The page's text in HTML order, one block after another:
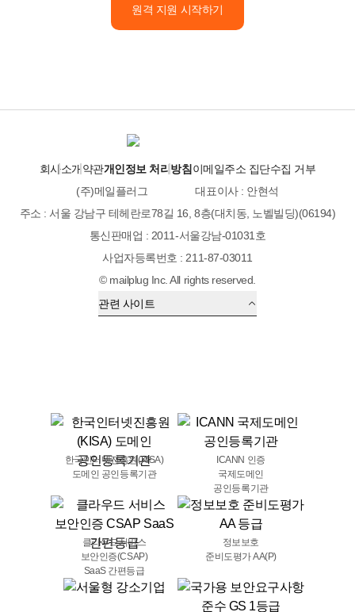
원격 지원 시작하기
회사소개 약관개인정보 처리방침이메일주소 집단수집 거부
(주)메일플러그
대표이사 : 안현석
주소 : 서울 강남구 테헤란로78길 16, 8층(대치동, 노벨빌딩)(06194)
통신판매업 : 2011-서울강남-01031호
사업자등록번호 : 211-87-03011
© mailplug Inc. All rights reserved.
관련 사이트
한국인터넷진흥원(KISA)
도메인 공인등록기관
ICANN 인증
국제도메인
공인등록기관
클라우드서비스
보안인증(CSAP)
SaaS 간편등급
정보보호
준비도평가 AA(P)